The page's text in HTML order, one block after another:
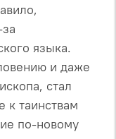
языка.
и даже
стал
к таинствам
по-новому